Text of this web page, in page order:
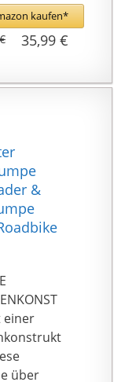
Düse,
Düse
in
，
usw.
Modi &
】5
, Ball-
zur
Sie
kaufen*
35,99 €
&
einer
über